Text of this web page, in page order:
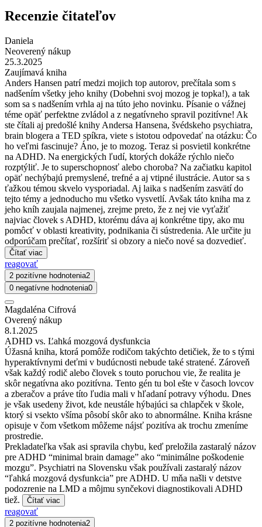
Recenzie čitateľov
Daniela
Neoverený nákup
25.3.2025
Zaujímavá kniha
Anders Hansen patrí medzi mojich top autorov, prečítala som s
nadšením všetky jeho knihy (Dobehni svoj mozog je topka!), a tak
som sa s nadšením vrhla aj na túto jeho novinku. Písanie o vážnej
téme opäť perfektne zvládol a z negatívneho spravil pozitívne! Ak
ste čítali aj predošlé knihy Andersa Hansena, švédskeho psychiatra,
brain blogera a TED spíkra, viete s istotou odpovedať na otázku: Čo
ho veľmi fascinuje? Áno, je to mozog. Teraz si posvietil konkrétne
na ADHD. Na energických ľudí, ktorých dokáže rýchlo niečo
rozptýliť. Je to superschopnosť alebo choroba? Na začiatku kapitol
opäť nechýbajú premyslené, trefné a aj vtipné ilustrácie. Autor sa s
ťažkou témou skvelo vysporiadal. Aj laika s nadšením zasvätí do
tejto témy a jednoducho mu všetko vysvetlí. Avšak táto kniha ma z
jeho kníh zaujala najmenej, zrejme preto, že z nej vie vyťažiť
najviac človek s ADHD, ktorému dáva aj konkrétne tipy, ako mu
pomôcť v oblasti kreativity, podnikania či sústredenia. Ale určite ju
odporúčam prečítať, rozšíriť si obzory a niečo nové sa dozvedieť.
Čítať viac
reagovať
2 pozitívne hodnotenia2
0 negatívne hodnotenia0
Magdaléna Cifrová
Overený nákup
8.1.2025
ADHD vs. Ľahká mozgová dysfunkcia
Úžasná kniha, ktorá pomôže rodičom takýchto detičiek, že to s tými
hyperaktívnymi deťmi v budúcnosti nebude také stratené. Zároveň
však každý rodič alebo človek s touto poruchou vie, že realita je
skôr negatívna ako pozitívna. Tento gén tu bol ešte v časoch lovcov
a zberačov a práve títo ľudia mali v hľadaní potravy výhodu. Dnes
je však usedeny život, kde neustále hýbajúci sa chlapček v škole,
ktorý si vsekto všíma pôsobí skôr ako to abnormálne. Kniha krásne
opisuje v čom všetkom môžeme nájsť pozitíva ak trochu zmeníme
prostredie.
Prekladateľka však asi spravila chybu, keď preložila zastaralý názov
pre ADHD “minimal brain damage” ako “minimálne poškodenie
mozgu”. Psychiatri na Slovensku však používali zastaralý názov
“ľahká mozgová dysfunkcia” pre ADHD. U mňa našli v detstve
podozrenie na LMD a môjmu synčekovi diagnostikovali ADHD
tiež.
Čítať viac
reagovať
2 pozitívne hodnotenia2